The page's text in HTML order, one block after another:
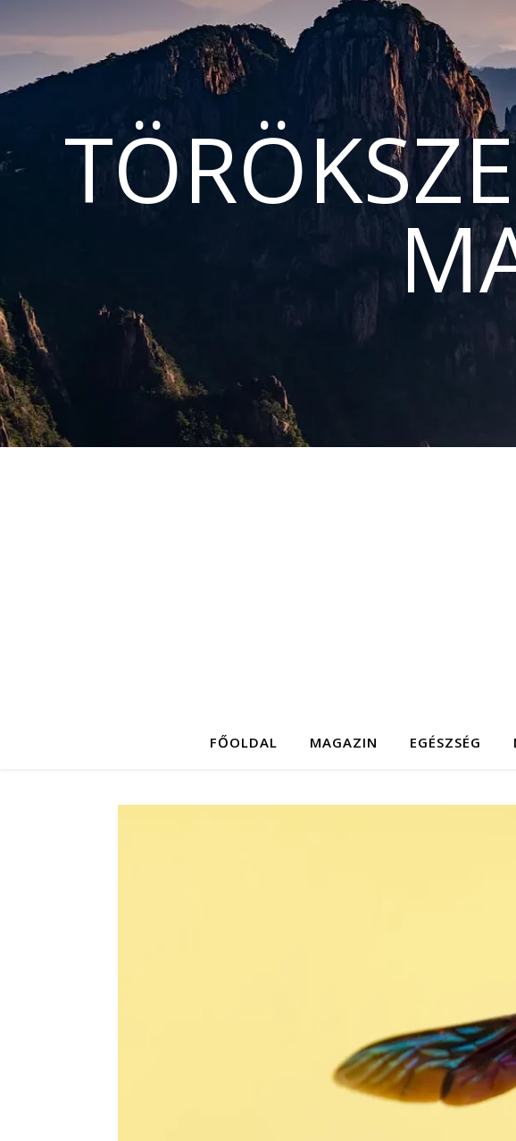
FŐOLDAL MAGAZIN EGÉSZSÉG